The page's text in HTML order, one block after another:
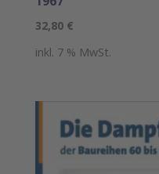
32,80 €
inkl. 7 % MwSt.